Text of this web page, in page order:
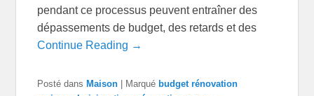
pendant ce processus peuvent entraîner des
dépassements de budget, des retards et des
Continue Reading →
Posté dans Maison Marqué budget rénovation